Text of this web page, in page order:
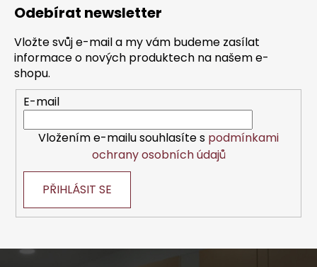
Odebírat newsletter
Vložte svůj e-mail a my vám budeme zasílat
informace o nových produktech na našem e-
shopu.
E-mail
Vložením e-mailu souhlasíte s podmínkami
ochrany osobních údajů
PŘIHLÁSIT SE